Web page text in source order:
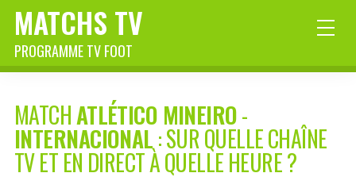
MATCHS TV
PROGRAMME TV FOOT
MATCHATLÉTICO MINEIRO-
INTERNACIONAL: SUR QUELLE CHAÎNE
TV ET EN DIRECT À QUELLE HEURE ?